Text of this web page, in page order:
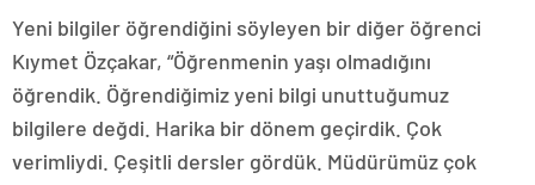
Yeni bilgiler öğrendiğini söyleyen bir diğer öğrenci
Kıymet Özçakar, “Öğrenmenin yaşı olmadığını
öğrendik. Öğrendiğimiz yeni bilgi unuttuğumuz
bilgilere değdi. Harika bir dönem geçirdik. Çok
verimliydi. Çeşitli dersler gördük. Müdürümüz çok